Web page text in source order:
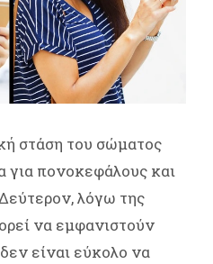
στάση του σώματος
για πονοκεφάλους και
λόγω της
να εμφανιστούν
είναι εύκολο να